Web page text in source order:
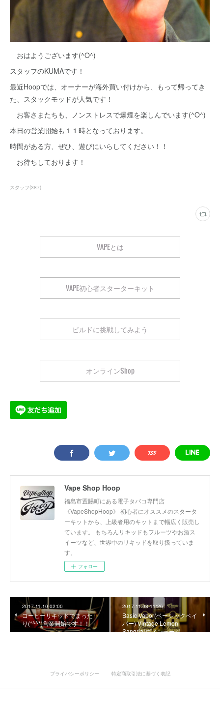
おはようございます(^O^)
スタッフのKUMAです！
最近Hoopでは、オーナーが海外買い付けから、もって帰ってき
た、スタックモッドが人気です！
お客さまたちも、ノンストレスで爆煙を楽しんでいます(^O^)
本日の営業開始も１１時となっております。
時間がある方、ぜひ、遊びにいらしてください！！
お待ちしております！
スタッフ(387)
VAPEとは
VAPE初心者スターターキット
ビルドに挑戦してみよう
オンラインShop
Vape Shop Hoop
福島市置賜町にある電子タバコ専門店
《VapeShopHoop》 初心者にオススメのスタータ
ーキットから、上級者用のキットまで幅広く販売し
ています。 もちろんリキッドもフルーツやお酒ス
イーツなど、世界中のリキッドを取り扱っていま
す。
フォロー
2017.11.10 02:00
コーヒーリキッドでまった
り(*^^*)営業開始です！！
2017.11.08 11:26
Basic Vapor(ベーシックベイ
パー) Vintage Lemon
Sangria(ヴィンテージ …
プライバシーポリシー 特定商取引法に基づく表記